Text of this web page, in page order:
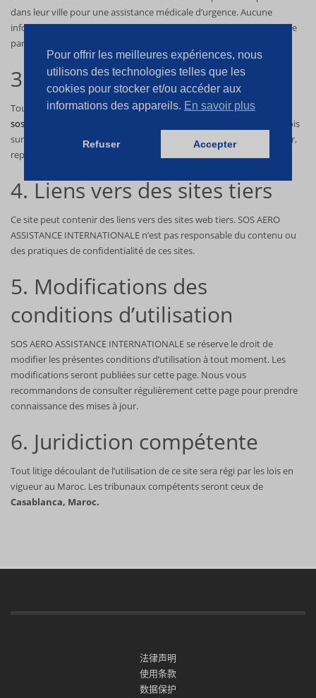
dans leur ville pour une assistance médicale d’urgence. Aucune
information personnelle des utilisateurs n’est recueillie ou conservée
par ce site.
3. Propriété intellectuelle
Tous les contenus publiés sur ce site sont la propriété exclusive de
sosmedmaroc.com
ou de ses partenaires et sont protégés par les lois
sur la propriété intellectuelle en vigueur. Vous ne pouvez pas utiliser,
reproduire ou distribuer ces contenus sans autorisation préalable.
4. Liens vers des sites tiers
Ce site peut contenir des liens vers des sites web tiers. SOS AERO
ASSISTANCE INTERNATIONALE n’est pas responsable du contenu ou
des pratiques de confidentialité de ces sites.
5. Modifications des
conditions d’utilisation
SOS AERO ASSISTANCE INTERNATIONALE se réserve le droit de
modifier les présentes conditions d’utilisation à tout moment. Les
modifications seront publiées sur cette page. Nous vous
recommandons de consulter régulièrement cette page pour prendre
connaissance des mises à jour.
6. Juridiction compétente
Tout litige découlant de l’utilisation de ce site sera régi par les lois en
vigueur au Maroc. Les tribunaux compétents seront ceux de
Casablanca, Maroc.
法律声明
使用条款
数据保护
Pour offrir les meilleures expériences, nous
utilisons des technologies telles que les
cookies pour stocker et/ou accéder aux
informations des appareils. En savoir plus
Refuser Accepter